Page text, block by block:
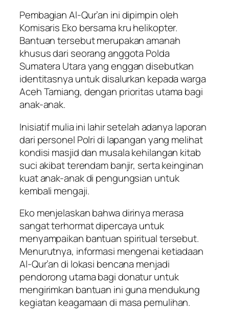
Pembagian Al-Qur’an ini dipimpin oleh
Komisaris Eko bersama kru helikopter.
Bantuan tersebut merupakan amanah
khusus dari seorang anggota Polda
Sumatera Utara yang enggan disebutkan
identitasnya untuk disalurkan kepada warga
Aceh Tamiang, dengan prioritas utama bagi
anak-anak.
Inisiatif mulia ini lahir setelah adanya laporan
dari personel Polri di lapangan yang melihat
kondisi masjid dan musala kehilangan kitab
suci akibat terendam banjir, serta keinginan
kuat anak-anak di pengungsian untuk
kembali mengaji.
Eko menjelaskan bahwa dirinya merasa
sangat terhormat dipercaya untuk
menyampaikan bantuan spiritual tersebut.
Menurutnya, informasi mengenai ketiadaan
Al-Qur’an di lokasi bencana menjadi
pendorong utama bagi donatur untuk
mengirimkan bantuan ini guna mendukung
kegiatan keagamaan di masa pemulihan.